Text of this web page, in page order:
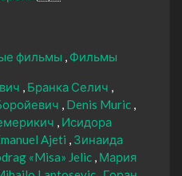
фильмы Фильмы
Бранка Селич
Denis Muric
Исидора
Ajeti
Зинаида
«Misa» Jelic Мария